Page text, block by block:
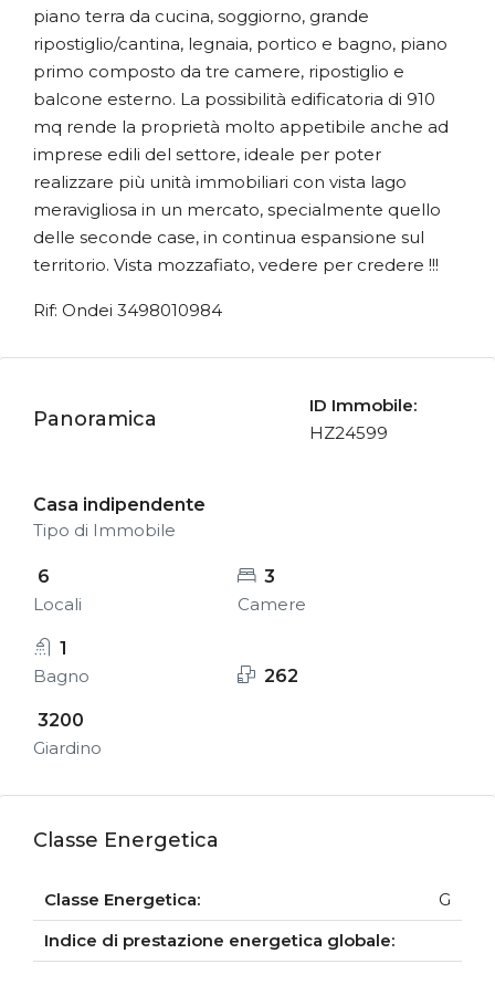
piano terra da cucina, soggiorno, grande
ripostiglio/cantina, legnaia, portico e bagno, piano
primo composto da tre camere, ripostiglio e
balcone esterno. La possibilità edificatoria di 910
mq rende la proprietà molto appetibile anche ad
imprese edili del settore, ideale per poter
realizzare più unità immobiliari con vista lago
meravigliosa in un mercato, specialmente quello
delle seconde case, in continua espansione sul
territorio. Vista mozzafiato, vedere per credere !!!
Rif: Ondei 3498010984
Panoramica
ID Immobile:
HZ24599
Casa indipendente
Tipo di Immobile
6
Locali
3
Camere
1
Bagno
262
3200
Giardino
Classe Energetica
Classe Energetica:
G
Indice di prestazione energetica globale: